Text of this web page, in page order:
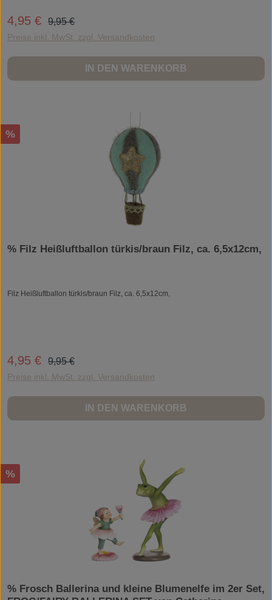
Verkaufspreis:
4,95 € Regulärer Preis:
9,95 €
Preise inkl. MwSt. zzgl. Versandkosten
IN DEN WARENKORB
Rabatt
%
% Filz Heißluftballon türkis/braun Filz, ca. 6,5x12cm,
Filz Heißluftballon türkis/braun Filz, ca. 6,5x12cm,
Verkaufspreis:
4,95 € Regulärer Preis:
9,95 €
Preise inkl. MwSt. zzgl. Versandkosten
IN DEN WARENKORB
Rabatt
%
% Frosch Ballerina und kleine Blumenelfe im 2er Set,